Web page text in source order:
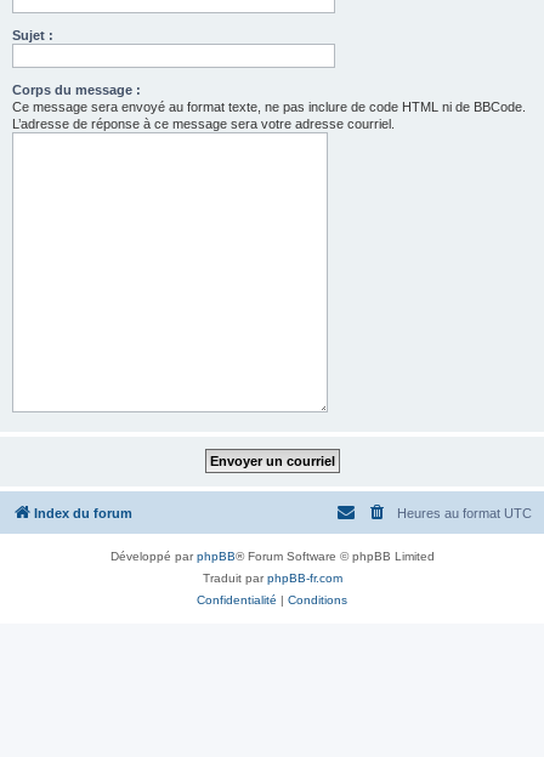
Sujet :
Corps du message :
Ce message sera envoyé au format texte, ne pas inclure de code HTML ni de BBCode.
L’adresse de réponse à ce message sera votre adresse courriel.
Index du forum Heures au format UTC
Développé parphpBB® Forum Software © phpBB Limited
Traduit parphpBB-fr.com
Confidentialité | Conditions